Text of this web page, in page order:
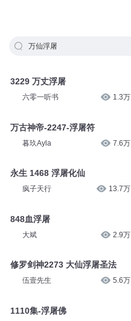
万仙浮屠
3229 万丈浮屠
六零一听书 1.3万
万古神帝-2247-浮屠符
暮玖Ayla 7.6万
永生 1468 浮屠化仙
疯子天行 13.7万
848血浮屠
大斌 2.9万
修罗剑神2273 大仙浮屠圣法
伍壹先生 5.6万
1110集-浮屠佛